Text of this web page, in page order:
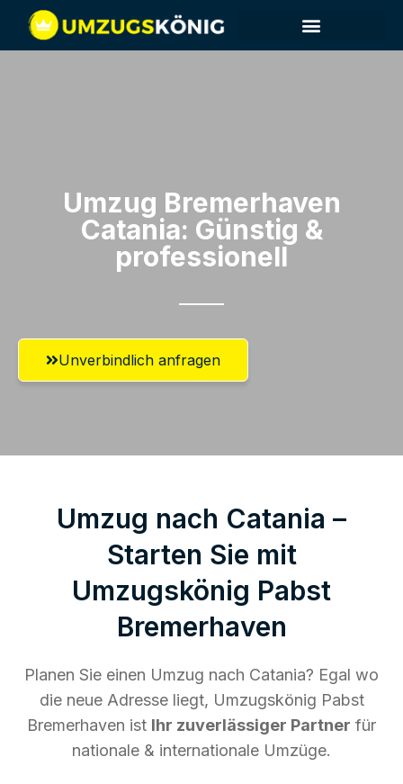
Umzug Bremerhaven​
Catania: Günstig &
professionell​
Unverbindlich anfragen
Umzug nach Catania –
Starten Sie mit
Umzugskönig Pabst
Bremerhaven
Planen Sie einen Umzug nach Catania? Egal wo
die neue Adresse liegt, Umzugskönig Pabst
Bremerhaven ist Ihr zuverlässiger Partner für
nationale & internationale Umzüge.